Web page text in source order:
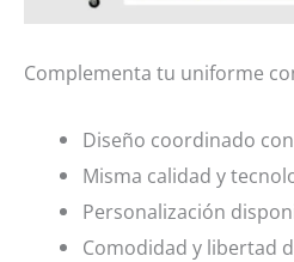
Complementa tu uniforme
Diseño coordinado
Misma calidad y
Personalización
Comodidad y libertad